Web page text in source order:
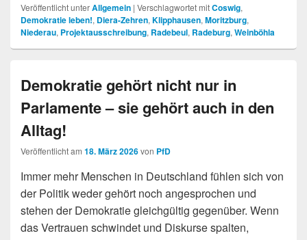
Veröffentlicht unterAllgemein | Verschlagwortet mitCoswig,
Demokratie leben!, Diera-Zehren, Klipphausen, Moritzburg,
Niederau, Projektausschreibung, Radebeul, Radeburg, Weinböhla
Demokratie gehört nicht nur in
Parlamente – sie gehört auch in den
Alltag!
Veröffentlicht am 18. März 2026von PfD
Immer mehr Menschen in Deutschland fühlen sich von
der Politik weder gehört noch angesprochen und
stehen der Demokratie gleichgültig gegenüber. Wenn
das Vertrauen schwindet und Diskurse spalten,